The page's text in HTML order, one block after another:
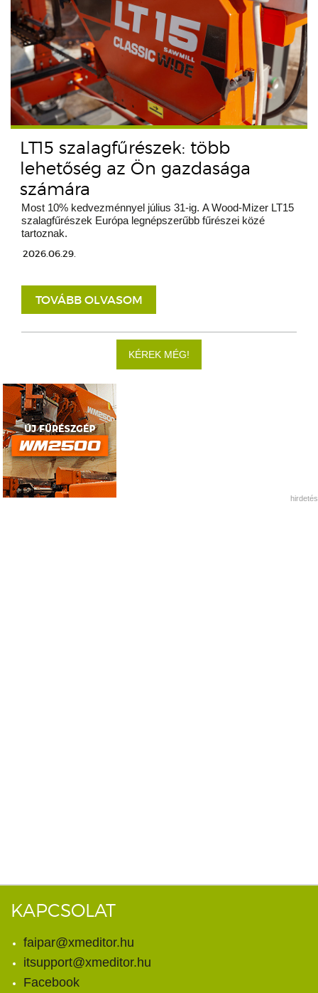
LT15 szalagfűrészek: több
lehetőség az Ön gazdasága
számára
Most 10% kedvezménnyel július 31-ig. A Wood-Mizer LT15
szalagfűrészek Európa legnépszerűbb fűrészei közé
tartoznak.
2026.06.29.
TOVÁBB OLVASOM
KÉREK MÉG!
hirdetés
KAPCSOLAT
faipar@xmeditor.hu
itsupport@xmeditor.hu
Facebook